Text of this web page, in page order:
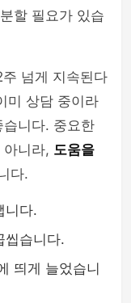
할 필요가 있습
넘게 지속된다
미 상담 중이라
니다. 중요한
니라, 도움을
다.
니다.
씹습니다.
띄게 늘었습니